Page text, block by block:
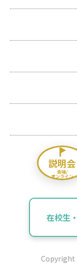
説明会
会場/
オンライン
在校生
Copyright